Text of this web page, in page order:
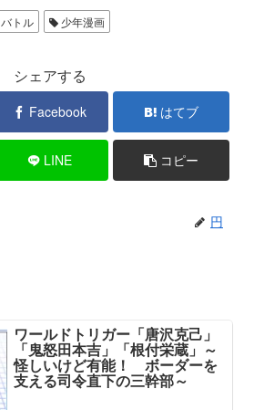
バトル 少年漫画
シェアする
Facebook はてブ
LINE コピー
円
ワールドトリガー「唐沢克己」
「鬼怒田本吉」「根付栄蔵」～
怪しいけど有能！ ボーダーを
支える司令直下の三幹部～